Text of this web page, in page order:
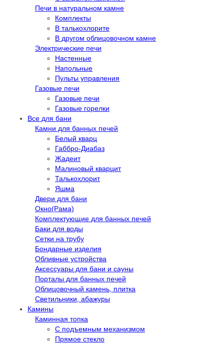
Печи в натуральном камне
Комплекты
В талькохлорите
В другом облицовочном камне
Электрические печи
Настенные
Напольные
Пульты управления
Газовые печи
Газовые печи
Газовые горелки
Все для бани
Камни для банных печей
Белый кварц
Габбро-Диабаз
Жадеит
Малиновый кварцит
Талькохлорит
Яшма
Двери для бани
Окно(Рама)
Комплектующие для банных печей
Баки для воды
Сетки на трубу
Бондарные изделия
Обливные устройства
Аксессуары для бани и сауны
Порталы для банных печей
Облицовочный камень, плитка
Светильники, абажуры
Камины
Каминная топка
С подъемным механизмом
Прямое стекло